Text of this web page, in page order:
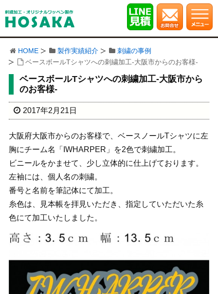
HOME 製作実績紹介
刺繍の事例
ベースボールTシャツへの刺繍加工-大阪市からのお客様-
ベースボールTシャツへの刺繍加工-大阪市から
のお客様-
2017年2月21日
大阪府大阪市からのお客様で、ベースノールTシャツに左
胸にチーム名「IWHARPER」を2色で刺繍加工。
ビニールをかませて、少し立体的に仕上げております。
左袖には、個人名の刺繍。
番号と名前を筆記体にて加工。
糸色は、見本帳を拝見いただき、指定していただいた糸
色にて加工いたしました。